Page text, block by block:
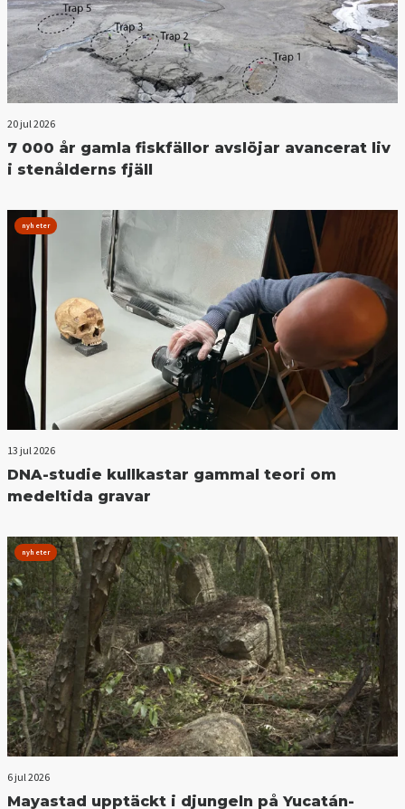
20 jul 2026
7 000 år gamla fiskfällor avslöjar avancerat liv
i stenålderns fjäll
nyheter
13 jul 2026
DNA-studie kullkastar gammal teori om
medeltida gravar
nyheter
6 jul 2026
Mayastad upptäckt i djungeln på Yucatán-